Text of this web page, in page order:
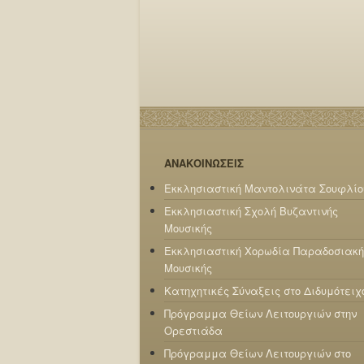
ΑΝΑΚΟΙΝΩΣΕΙΣ
Εκκλησιαστική Μαντολινάτα
Εκκλησιαστική Σχολή Βυζαντινής
Μουσικής
Εκκλησιαστική Χορωδία
Μουσικής
Κατηχητικές Σύναξεις στο
Πρόγραμμα Θείων Λειτουργιών στην
Ορεστιάδα
Πρόγραμμα Θείων Λειτουργιών στο